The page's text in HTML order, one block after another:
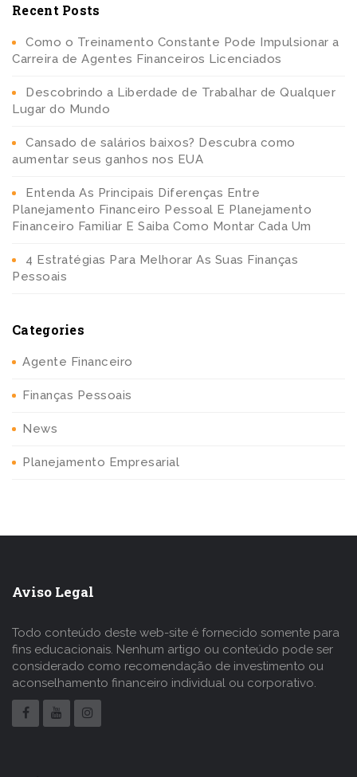
Recent Posts
Como o Treinamento Constante Pode Impulsionar a
Carreira de Agentes Financeiros Licenciados
Descobrindo a Liberdade de Trabalhar de Qualquer
Lugar do Mundo
Cansado de salários baixos? Descubra como
aumentar seus ganhos nos EUA
Entenda As Principais Diferenças Entre
Planejamento Financeiro Pessoal E Planejamento
Financeiro Familiar E Saiba Como Montar Cada Um
4 Estratégias Para Melhorar As Suas Finanças
Pessoais
Categories
Agente Financeiro
Finanças Pessoais
News
Planejamento Empresarial
Aviso Legal
Todo conteúdo deste web-site é fornecido somente para
fins educacionais. Nenhum artigo ou conteúdo pode ser
considerado como recomendação de investimento ou
aconselhamento financeiro individual ou corporativo.